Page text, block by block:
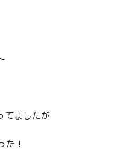
てましたが
た！